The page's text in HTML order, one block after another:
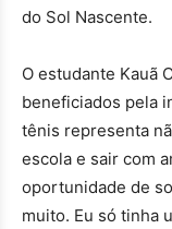
do Sol Nascente.
O estudante Kauã
beneficiados pela
tênis representa
escola e sair com
oportunidade de
muito. Eu só tinha